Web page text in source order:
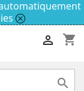
shopping_cart

